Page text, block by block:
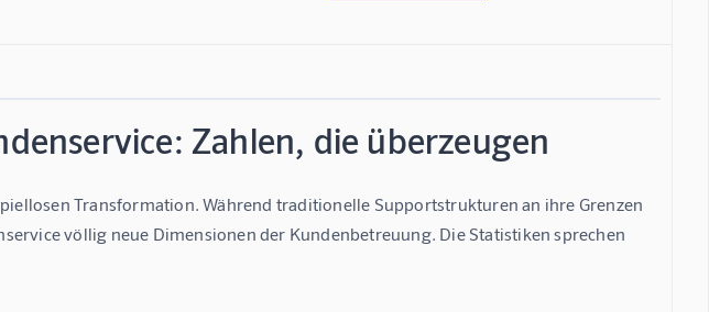
Zahlen, die überzeugen
Transformation. Während traditionelle Supportstrukturen an ihre Grenzen
völlig neue Dimensionen der Kundenbetreuung. Die Statistiken sprechen